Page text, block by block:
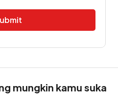
mungkin kamu suka